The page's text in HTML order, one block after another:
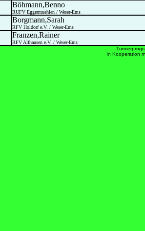
Böhmann,Benno
RUFV Eggermuehlen / Weser-Ems
Borgmann,Sarah
RFV Holdorf e.V. / Weser-Ems
Franzen,Rainer
RFV Alfhausen e.V. / Weser-Ems
In Kooperation